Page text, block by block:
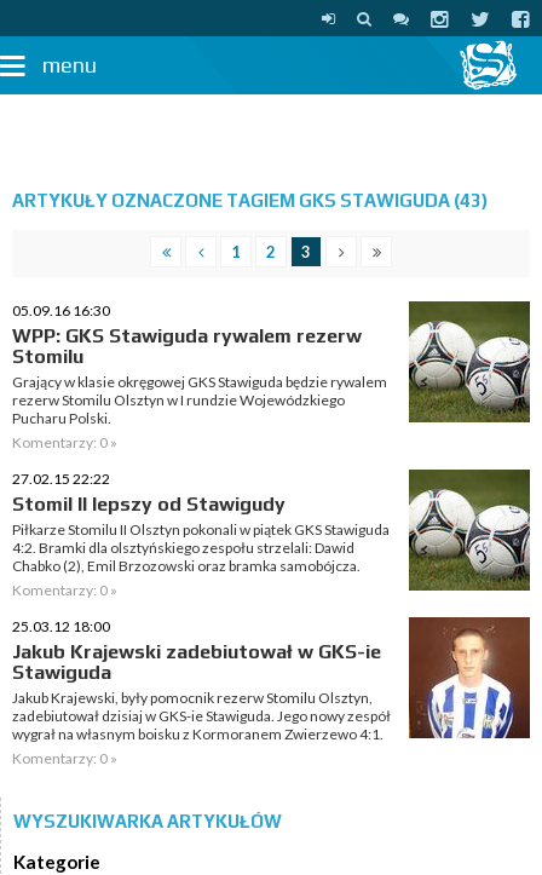
menu
ARTYKUŁY OZNACZONE TAGIEM GKS STAWIGUDA (43)
1 2 3
05.09.16 16:30
WPP: GKS Stawiguda rywalem rezerw
Stomilu
Grający w klasie okręgowej GKS Stawiguda będzie rywalem
rezerw Stomilu Olsztyn w I rundzie Wojewódzkiego
Pucharu Polski.
Komentarzy: 0 »
27.02.15 22:22
Stomil II lepszy od Stawigudy
Piłkarze Stomilu II Olsztyn pokonali w piątek GKS Stawiguda
4:2. Bramki dla olsztyńskiego zespołu strzelali: Dawid
Chabko (2), Emil Brzozowski oraz bramka samobójcza.
Komentarzy: 0 »
25.03.12 18:00
Jakub Krajewski zadebiutował w GKS-ie
Stawiguda
Jakub Krajewski, były pomocnik rezerw Stomilu Olsztyn,
zadebiutował dzisiaj w GKS-ie Stawiguda. Jego nowy zespół
wygrał na własnym boisku z Kormoranem Zwierzewo 4:1.
Komentarzy: 0 »
WYSZUKIWARKA ARTYKUŁÓW
Kategorie